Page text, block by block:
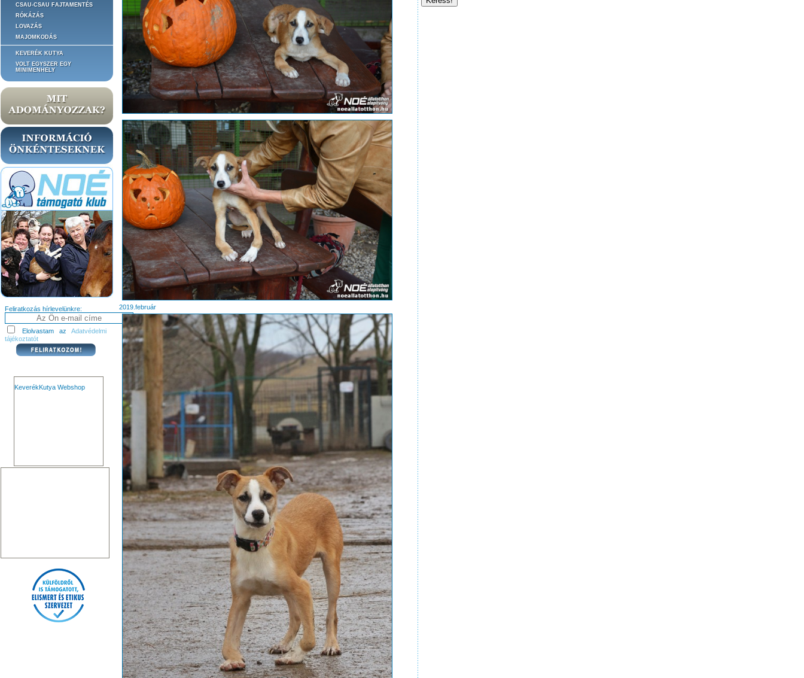
CSAU-CSAU FAJTAMENTÉS
RÓKÁZÁS
LOVAZÁS
MAJOMKODÁS
KEVERÉK KUTYA
VOLT EGYSZER EGY
MINIMENHELY
Feliratkozás hírlevelünkre:
Elolvastam az Adatvédelmi
tájékoztatót
KeverékKutya Webshop
2019.február